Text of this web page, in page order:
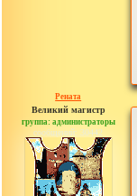
Рената
Великий магистр
группа: администраторы
сообщений: 30442